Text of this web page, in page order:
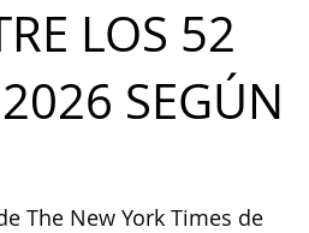
LOS 52
SEGÚN
The New York Times de